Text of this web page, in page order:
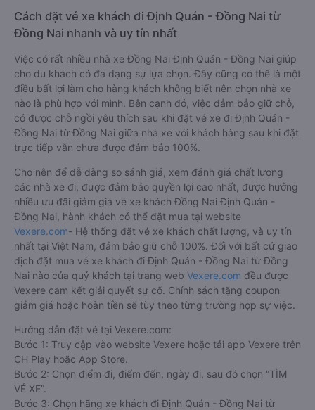
Cách đặt vé xe khách đi Định Quán - Đồng Nai từ
Đồng Nai nhanh và uy tín nhất
Việc có rất nhiều nhà xe Đồng Nai Định Quán - Đồng Nai giúp
cho du khách có đa dạng sự lựa chọn. Đây cũng có thể là một
điều bất lợi làm cho hàng khách không biết nên chọn nhà xe
nào là phù hợp với mình. Bên cạnh đó, việc đảm bảo giữ chỗ,
có được chỗ ngồi yêu thích sau khi đặt vé xe đi Định Quán -
Đồng Nai từ Đồng Nai giữa nhà xe với khách hàng sau khi đặt
trực tiếp vẫn chưa được đảm bảo 100%.
Cho nên để dễ dàng so sánh giá, xem đánh giá chất lượng
các nhà xe đi, được đảm bảo quyền lợi cao nhất, được hưởng
nhiều ưu đãi giảm giá vé xe khách Đồng Nai Định Quán -
Đồng Nai, hành khách có thể đặt mua tại website
Vexere.com- Hệ thống đặt vé xe khách chất lượng, và uy tín
nhất tại Việt Nam, đảm bảo giữ chỗ 100%. Đối với bất cứ giao
dịch đặt mua vé xe khách đi Định Quán - Đồng Nai từ Đồng
Nai nào của quý khách tại trang web Vexere.com đều được
Vexere cam kết giải quyết sự cố. Chính sách tặng coupon
giảm giá hoặc hoàn tiền sẽ tùy theo từng trường hợp sự việc.
Hướng dẫn đặt vé tại Vexere.com:
Bước 1: Truy cập vào website Vexere hoặc tải app Vexere trên
CH Play hoặc App Store.
Bước 2: Chọn điểm đi, điểm đến, ngày đi, sau đó chọn “TÌM
VÉ XE”.
Bước 3: Chọn hãng xe khách đi Định Quán - Đồng Nai từ